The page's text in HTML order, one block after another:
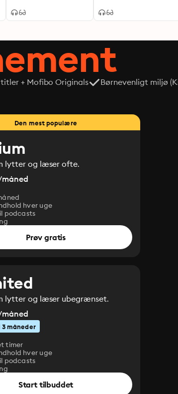
titler + Mofibo Originals
Børnevenligt miljø
Den mest populære
lytter og læser ofte.
hver uge
podcasts
Prøv gratis
lytter og læser ubegrænset.
måneder
timer
hver uge
podcasts
Start tilbuddet